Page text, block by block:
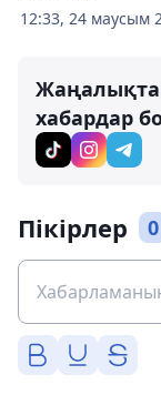
12:33, 24 маусым
хабардар
Пікірлер 0